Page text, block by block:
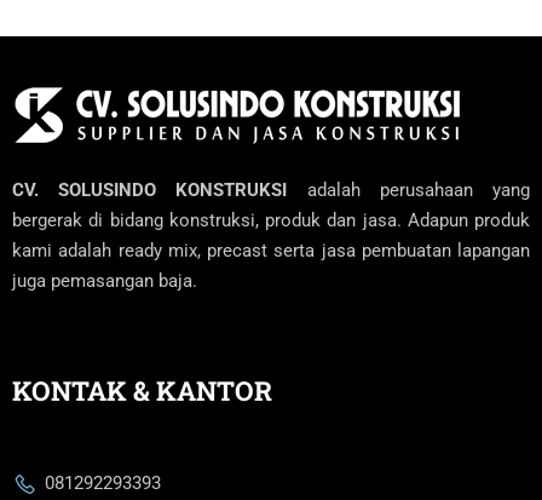
CV. SOLUSINDO KONSTRUKSI adalah perusahaan yang
bergerak di bidang konstruksi, produk dan jasa. Adapun produk
kami adalah ready mix, precast serta jasa pembuatan lapangan
juga pemasangan baja.
KONTAK & KANTOR
081292293393